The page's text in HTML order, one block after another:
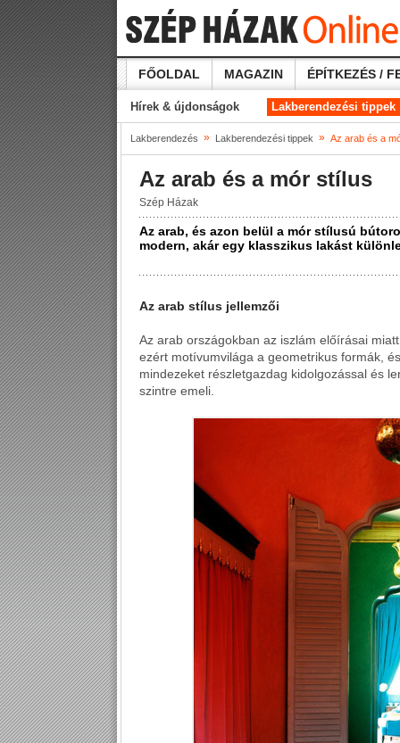
FŐOLDAL MAGAZIN ÉPÍTKEZÉS /
Hírek & újdonságok Lakberendezési tippek
Lakberendezés » Lakberendezési tippek » Az arab és a
Az arab és a mór stílus
Szép Házak
Az arab, és azon belül a mór stílusú
modern, akár egy klasszikus lakást
Az arab stílus jellemzői
Az arab országokban az iszlám előírásai
ezért motívumvilága a geometrikus formák,
mindezeket részletgazdag kidolgozással és
szintre emeli.